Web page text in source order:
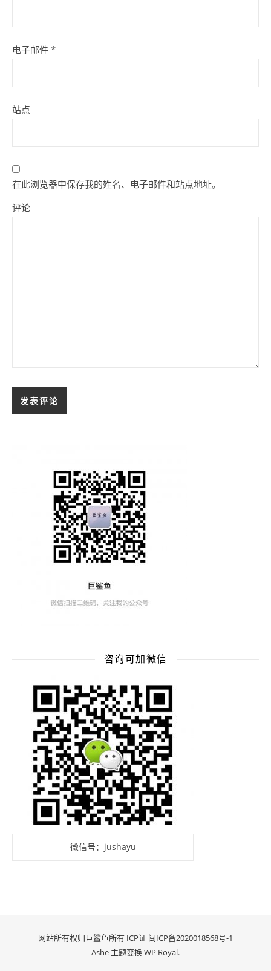
电子邮件 *
站点
在此浏览器中保存我的姓名、电子邮件和站点地址。
评论
咨询可加微信
微信号：jushayu
网站所有权归巨鲨鱼所有 ICP证 闽ICP备2020018568号-1
Ashe 主题变换WP Royal.